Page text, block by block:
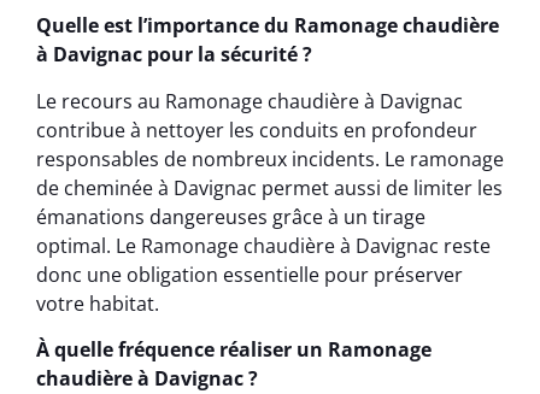
Quelle est l’importance du Ramonage chaudière
à Davignac pour la sécurité ?
Le recours au Ramonage chaudière à Davignac
contribue à nettoyer les conduits en profondeur
responsables de nombreux incidents. Le ramonage
de cheminée à Davignac permet aussi de limiter les
émanations dangereuses grâce à un tirage
optimal. Le Ramonage chaudière à Davignac reste
donc une obligation essentielle pour préserver
votre habitat.
À quelle fréquence réaliser un Ramonage
chaudière à Davignac ?